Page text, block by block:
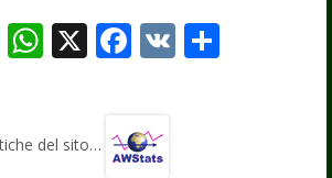
T
gr
W
s
X F
b
V
del sito…